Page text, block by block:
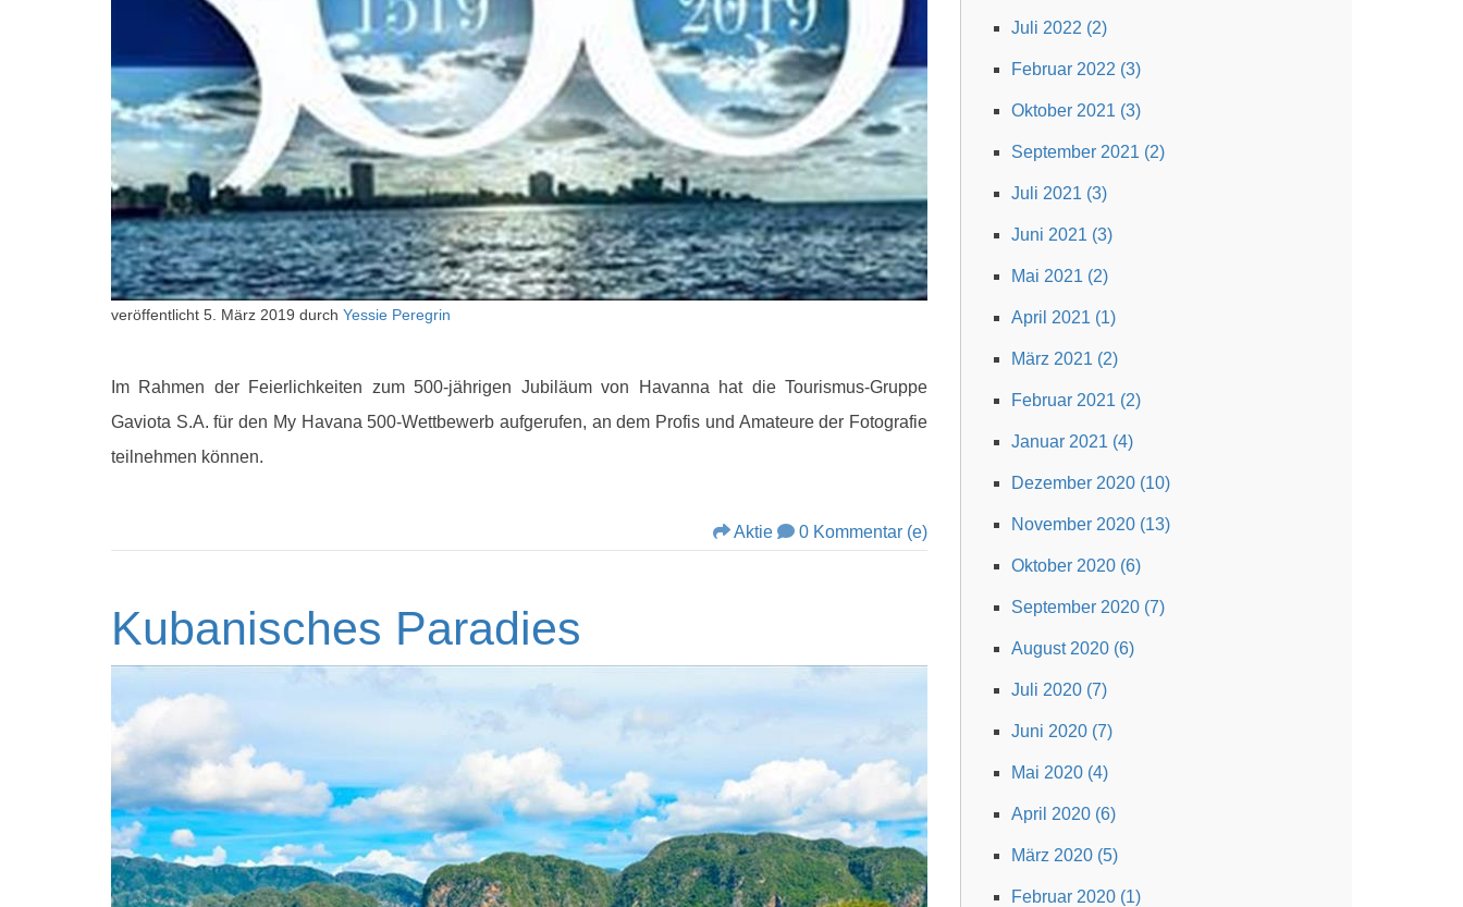
Juli 2022 (2)
Februar 2022 (3)
Oktober 2021 (3)
September 2021 (2)
Juli 2021 (3)
Juni 2021 (3)
Mai 2021 (2)
April 2021 (1)
März 2021 (2)
Februar 2021 (2)
Januar 2021 (4)
Dezember 2020 (10)
November 2020 (13)
Oktober 2020 (6)
September 2020 (7)
August 2020 (6)
Juli 2020 (7)
Juni 2020 (7)
Mai 2020 (4)
April 2020 (6)
März 2020 (5)
Februar 2020 (1)
veröffentlicht 5. März 2019 durch Yessie Peregrin
Im Rahmen der Feierlichkeiten zum 500-jährigen Jubiläum von Havanna hat die Tourismus-Gruppe
Gaviota S.A. für den My Havana 500-Wettbewerb aufgerufen, an dem Profis und Amateure der Fotografie
teilnehmen können.
Aktie 0 Kommentar (e)
Kubanisches Paradies